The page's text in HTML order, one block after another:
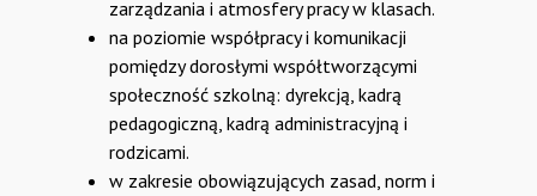
zarządzania i atmosfery pracy w klasach.
na poziomie współpracy i komunikacji
pomiędzy dorosłymi współtworzącymi
społeczność szkolną: dyrekcją, kadrą
pedagogiczną, kadrą administracyjną i
rodzicami.
w zakresie obowiązujących zasad, norm i